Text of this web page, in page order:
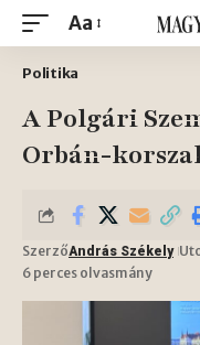
Aa
Politika
A Polgári
Orbán-
SzerzőAndrás Székely
6 perces olvasmány